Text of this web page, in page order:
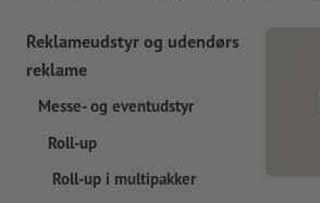
Reklameudstyr og udendørs
reklame
Messe- og eventudstyr
Roll-up
Roll-up i multipakker